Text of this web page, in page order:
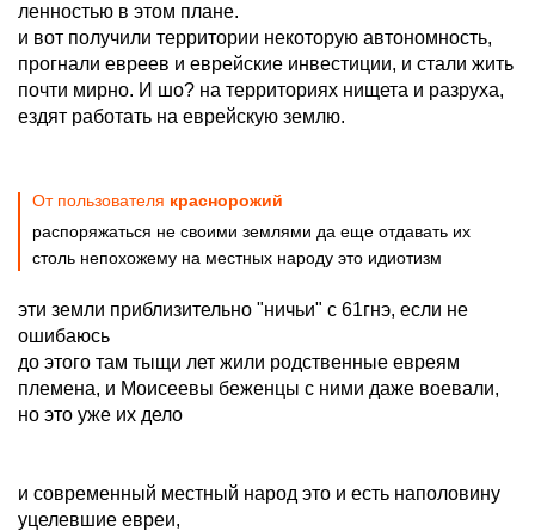
ленностью в этом плане.
и вот получили территории некоторую автономность,
прогнали евреев и еврейские инвестиции, и стали жить
почти мирно. И шо? на территориях нищета и разруха,
ездят работать на еврейскую землю.
От пользователя краснорожий
распоряжаться не своими землями да еще отдавать их
столь непохожему на местных народу это идиотизм
эти земли приблизительно "ничьи" с 61гнэ, если не
ошибаюсь
до этого там тыщи лет жили родственные евреям
племена, и Моисеевы беженцы с ними даже воевали,
но это уже их дело
и современный местный народ это и есть наполовину
уцелевшие евреи,